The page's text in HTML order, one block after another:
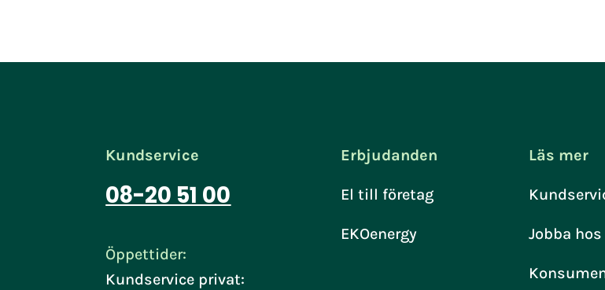
Kundservice
08-20 51 00
Öppettider:
Kundservice privat:
Erbjudanden
El till företag
EKOenergy
Läs mer
Jobba